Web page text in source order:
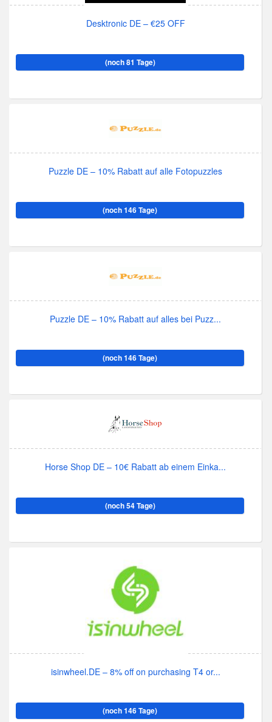
Desktronic DE – €25 OFF
(noch 81 Tage)
Puzzle DE – 10% Rabatt auf alle Fotopuzzles
(noch 146 Tage)
Puzzle DE – 10% Rabatt auf alles bei Puzz...
(noch 146 Tage)
Horse Shop DE – 10€ Rabatt ab einem Einka...
(noch 54 Tage)
isinwheel.DE – 8% off on purchasing T4 or...
(noch 146 Tage)